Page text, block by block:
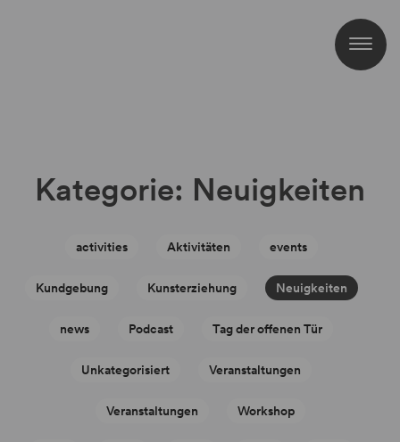
Kategorie: Neuigkeiten
activities Aktivitäten events
Kundgebung Kunsterziehung Neuigkeiten
news Podcast Tag der offenen Tür
Unkategorisiert Veranstaltungen
Veranstaltungen Workshop